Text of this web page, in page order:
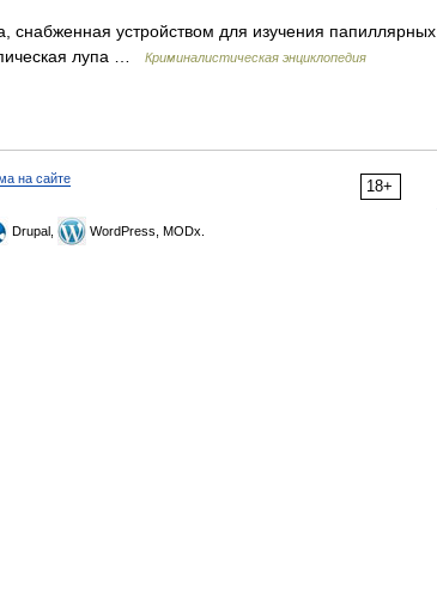
устройством для изучения папиллярных
лупа …
Криминалистическая энциклопедия
18+
на сайте
Drupal, WordPress, MODx.